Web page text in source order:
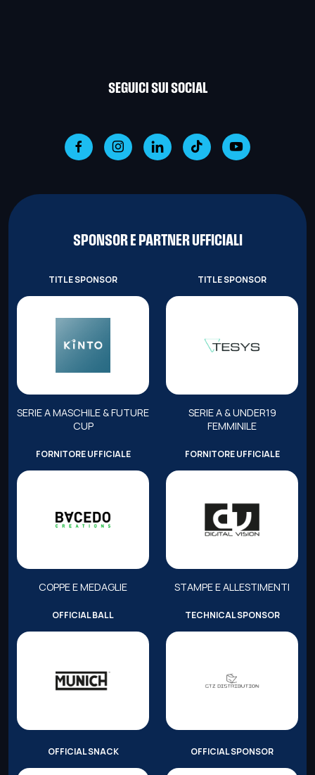
SEGUICI SUI SOCIAL
SPONSOR E PARTNER UFFICIALI
TITLE SPONSOR
SERIE A MASCHILE & FUTURE
CUP
TITLE SPONSOR
SERIE A & UNDER19
FEMMINILE
FORNITORE UFFICIALE
COPPE E MEDAGLIE
FORNITORE UFFICIALE
STAMPE E ALLESTIMENTI
OFFICIAL BALL TECHNICAL SPONSOR
OFFICIAL SNACK OFFICIAL SPONSOR